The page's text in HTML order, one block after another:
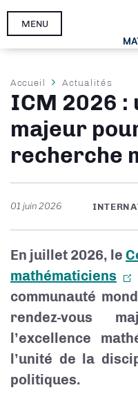
Aller
MENU
Fil
d'Ariane
Accueil Actualités
ICM 2026 :
majeur
recherche
01 juin 2026
En juillet 2026, le
mathématiciens
communauté
rendez-vous
l’excellence
l’unité de la
politiques.